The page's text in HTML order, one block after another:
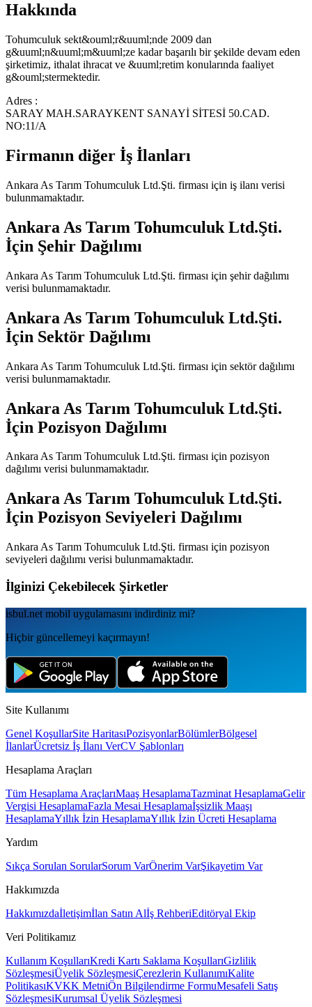
Hakkında
Tohumculuk sekt&ouml;r&uuml;nde 2009 dan
g&uuml;n&uuml;m&uuml;ze kadar başarılı bir şekilde devam eden
şirketimiz, ithalat ihracat ve &uuml;retim konularında faaliyet
g&ouml;stermektedir.
Adres :
SARAY MAH.SARAYKENT SANAYİ SİTESİ 50.CAD.
NO:11/A
Firmanın diğer İş İlanları
Ankara As Tarım Tohumculuk Ltd.Şti. firması için iş ilanı verisi
bulunmamaktadır.
Ankara As Tarım Tohumculuk Ltd.Şti.
İçin Şehir Dağılımı
Ankara As Tarım Tohumculuk Ltd.Şti. firması için şehir dağılımı
verisi bulunmamaktadır.
Ankara As Tarım Tohumculuk Ltd.Şti.
İçin Sektör Dağılımı
Ankara As Tarım Tohumculuk Ltd.Şti. firması için sektör dağılımı
verisi bulunmamaktadır.
Ankara As Tarım Tohumculuk Ltd.Şti.
İçin Pozisyon Dağılımı
Ankara As Tarım Tohumculuk Ltd.Şti. firması için pozisyon
dağılımı verisi bulunmamaktadır.
Ankara As Tarım Tohumculuk Ltd.Şti.
İçin Pozisyon Seviyeleri Dağılımı
Ankara As Tarım Tohumculuk Ltd.Şti. firması için pozisyon
seviyeleri dağılımı verisi bulunmamaktadır.
İlginizi Çekebilecek Şirketler
isbul.net mobil uygulamаsını indirdiniz mi?
Hiçbir güncellemeyi kaçırmayın!
Site Kullanımı
Genel KoşullarSite HaritasıPozisyonlarBölümlerBölgesel
İlanlarÜcretsiz İş İlanı VerCV Şablonları
Hesaplama Araçları
Tüm Hesaplama AraçlarıMaaş HesaplamaTazminat HesaplamaGelir
Vergisi HesaplamaFazla Mesai Hesaplamaİşsizlik Maaşı
HesaplamaYıllık İzin HesaplamaYıllık İzin Ücreti Hesaplama
Yardım
Sıkça Sorulan SorularSorum VarÖnerim VarŞikayetim Var
Hakkımızda
Hakkımızdaİletişimİlan Satın Alİş RehberiEditöryal Ekip
Veri Politikamız
Kullanım KoşullarıKredi Kartı Saklama KoşullarıGizlilik
SözleşmesiÜyelik SözleşmesiÇerezlerin KullanımıKalite
PolitikasıKVKK MetniÖn Bilgilendirme FormuMesafeli Satış
SözleşmesiKurumsal Üyelik Sözleşmesi